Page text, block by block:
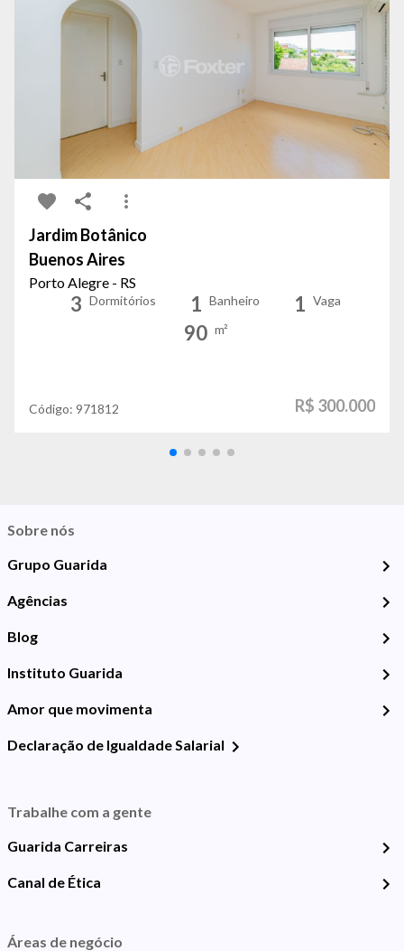
Jardim Botânico
Buenos Aires
Porto Alegre - RS
3 Dormitórios 1 Banheiro 1 Vaga
90 m²
Código: 971812 R$ 300.000
Sobre nós
Grupo Guarida
Agências
Blog
Instituto Guarida
Amor que movimenta
Declaração de Igualdade Salarial
Trabalhe com a gente
Guarida Carreiras
Canal de Ética
Áreas de negócio